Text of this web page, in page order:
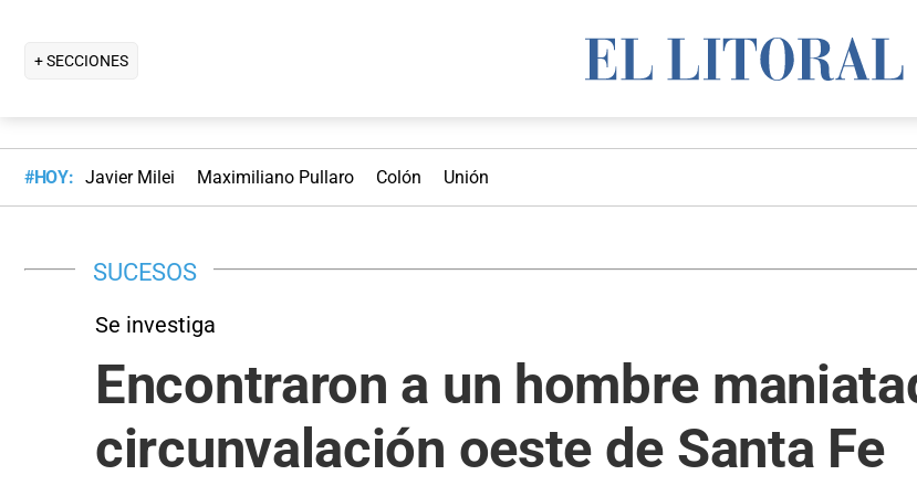
+ SECCIONES
#HOY: Javier Milei Maximiliano Pullaro Colón Unión
SUCESOS
Se investiga
Encontraron a un hombre
circunvalación oeste de Santa Fe